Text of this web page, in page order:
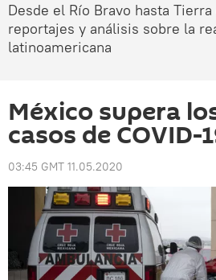
Desde el Río Bravo hasta
reportajes y análisis sobre la
latinoamericana
México supera
casos de COVID-
03:45 GMT 11.05.2020